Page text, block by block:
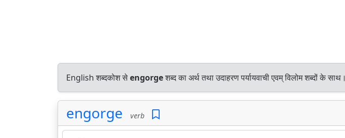
English शब्दकोश सेengorgeशब्द का अर्थ तथा उदाहरण पर्यायवाची एवम् विलोम शब्दों के साथ।
engorge verb